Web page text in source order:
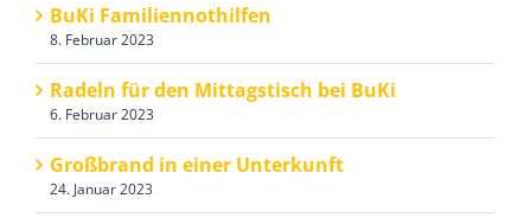
BuKi Familiennothilfen
8. Februar 2023
Radeln für den Mittagstisch bei BuKi
6. Februar 2023
Großbrand in einer Unterkunft
24. Januar 2023